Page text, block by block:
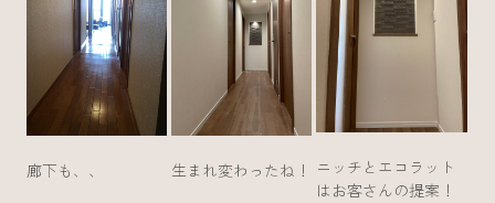
廊下も、、 生まれ変わったね！
ニッチとエコラット
はお客さんの提案！